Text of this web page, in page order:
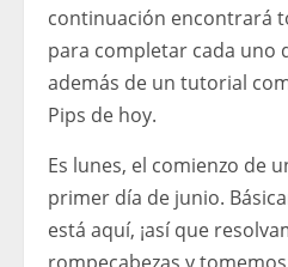
continuación encontrará
para completar cada uno
además de un tutorial
Pips de hoy.
Es lunes, el comienzo de
primer día de junio.
está aquí, ¡así que
rompecabezas y